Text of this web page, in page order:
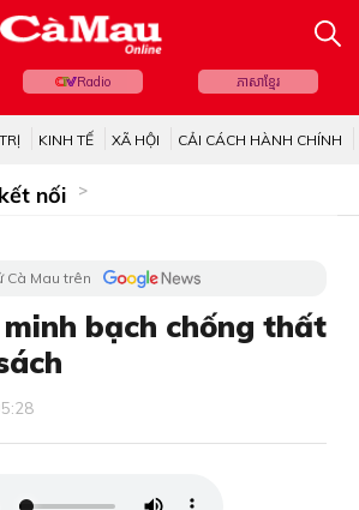
Radio ភាសាខ្មែរ
KINH TẾ XÃ HỘI CẢI CÁCH HÀNH CHÍNH
nối
Cà Mau trên
bạch chống thất